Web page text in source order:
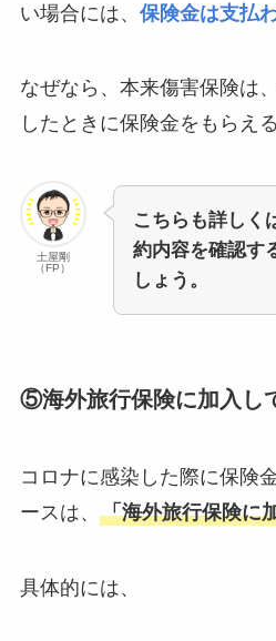
い場合には、 保険金は支払
なぜなら、本来傷害保険は
したときに保険金をもらえ
土屋剛
（FP）
こちらも詳しく
約内容を確認す
しょう。
⑤海外旅行保険に加入し
コロナに感染した際に保険
ースは、 「海外旅行保険に
具体的には、